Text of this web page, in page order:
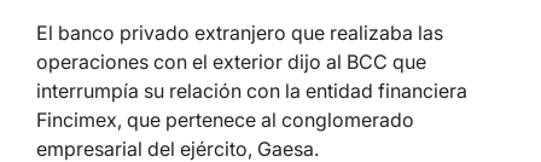
El banco privado extranjero que realizaba las
operaciones con el exterior dijo al BCC que
interrumpía su relación con la entidad financiera
Fincimex, que pertenece al conglomerado
empresarial del ejército, Gaesa.